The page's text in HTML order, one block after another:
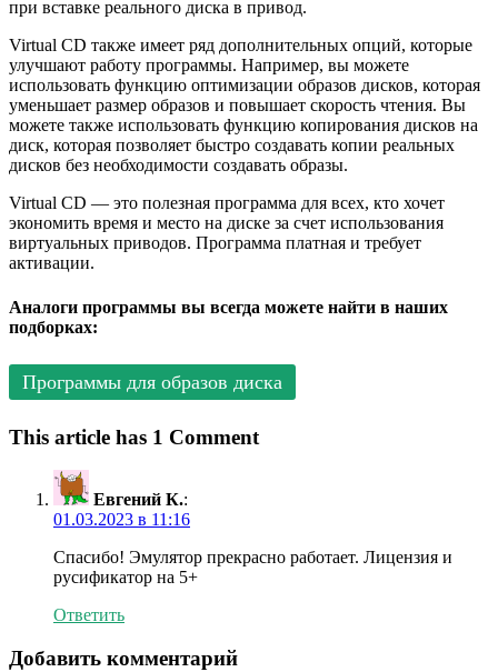
при вставке реального диска в привод.
Virtual CD также имеет ряд дополнительных опций, которые
улучшают работу программы. Например, вы можете
использовать функцию оптимизации образов дисков, которая
уменьшает размер образов и повышает скорость чтения. Вы
можете также использовать функцию копирования дисков на
диск, которая позволяет быстро создавать копии реальных
дисков без необходимости создавать образы.
Virtual CD — это полезная программа для всех, кто хочет
экономить время и место на диске за счет использования
виртуальных приводов. Программа платная и требует
активации.
Аналоги программы вы всегда можете найти в наших
подборках:
Программы для образов диска
This article has 1 Comment
Евгений К.:
01.03.2023 в 11:16
Спасибо! Эмулятор прекрасно работает. Лицензия и
русификатор на 5+
Ответить
Добавить комментарий